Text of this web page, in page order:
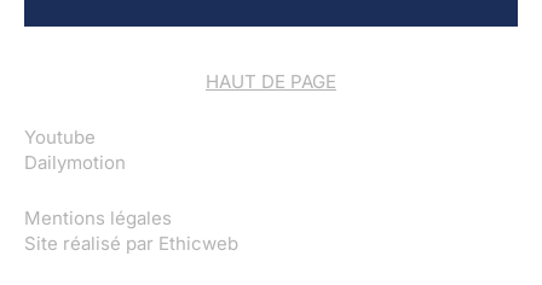
HAUT DE PAGE
Youtube
Dailymotion
Mentions légales
Site réalisé par Ethicweb